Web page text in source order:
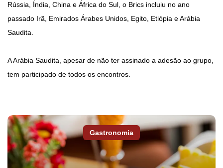
Rússia, Índia, China e África do Sul, o Brics incluiu no ano
passado Irã, Emirados Árabes Unidos, Egito, Etiópia e Arábia
Saudita.
A Arábia Saudita, apesar de não ter assinado a adesão ao grupo,
tem participado de todos os encontros.
Gastronomia